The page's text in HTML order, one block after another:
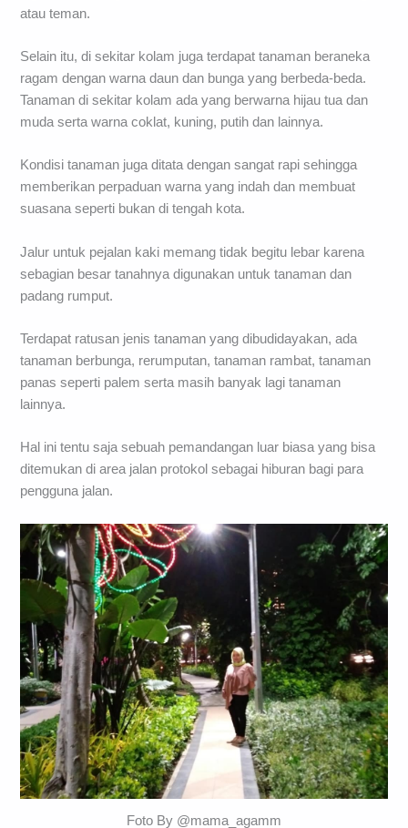
atau teman.
Selain itu, di sekitar kolam juga terdapat tanaman beraneka
ragam dengan warna daun dan bunga yang berbeda-beda.
Tanaman di sekitar kolam ada yang berwarna hijau tua dan
muda serta warna coklat, kuning, putih dan lainnya.
Kondisi tanaman juga ditata dengan sangat rapi sehingga
memberikan perpaduan warna yang indah dan membuat
suasana seperti bukan di tengah kota.
Jalur untuk pejalan kaki memang tidak begitu lebar karena
sebagian besar tanahnya digunakan untuk tanaman dan
padang rumput.
Terdapat ratusan jenis tanaman yang dibudidayakan, ada
tanaman berbunga, rerumputan, tanaman rambat, tanaman
panas seperti palem serta masih banyak lagi tanaman
lainnya.
Hal ini tentu saja sebuah pemandangan luar biasa yang bisa
ditemukan di area jalan protokol sebagai hiburan bagi para
pengguna jalan.
Foto By @mama_agamm